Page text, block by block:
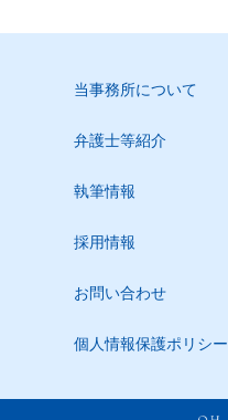
当事務所について
弁護士等紹介
執筆情報
採用情報
お問い合わせ
個人情報保護ポリシー